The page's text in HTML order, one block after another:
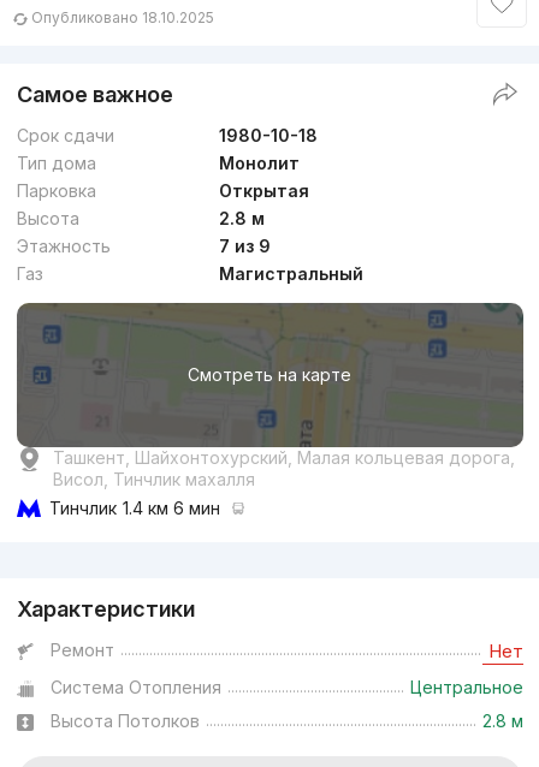
Опубликовано 18.10.2025
Самое важное
Срок сдачи
1980-10-18
Тип дома
Монолит
Парковка
Открытая
Высота
2.8 м
Этажность
7 из 9
Газ
Магистральный
Смотреть на карте
Ташкент, Шайхонтохурский, Малая кольцевая дорога,
Висол, Тинчлик махалля
Тинчлик 1.4 км 6 мин
Характеристики
Ремонт Нет
Система Отопления
Центральное
Высота Потолков
2.8 м